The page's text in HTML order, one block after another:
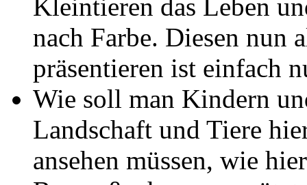
Kleintieren das Leben
nach Farbe. Diesen nun
präsentieren ist einfach
Wie soll man Kindern
Landschaft und Tiere
ansehen müssen, wie